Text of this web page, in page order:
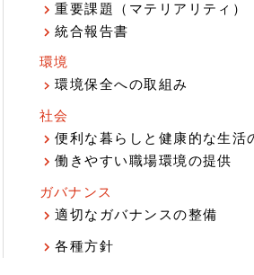
重要課題（マテリアリティ）
統合報告書
環境
環境保全への取組み
社会
便利な暮らしと健康的な生活
働きやすい職場環境の提供
ガバナンス
適切なガバナンスの整備
各種方針